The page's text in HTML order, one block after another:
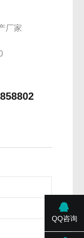
厂家
QQ咨询